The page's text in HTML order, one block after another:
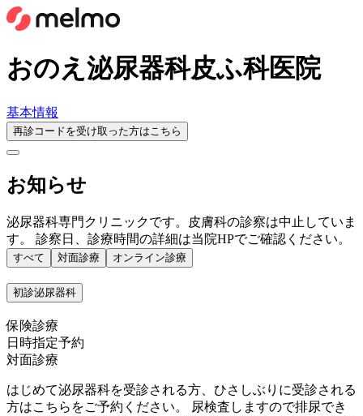
おのえ泌尿器科皮ふ科医院
基本情報
再診コードを受け取った方はこちら
お知らせ
泌尿器科専門クリニックです。皮膚科の診察は中止していま
す。 診察日、診療時間の詳細は当院HPでご確認ください。
すべて 対面診療 オンライン診療
初診泌尿器科
保険診療
日時指定予約
対面診療
はじめて泌尿器科を受診される方、ひさしぶりに受診される
方はこちらをご予約ください。 尿検査しますので排尿でき